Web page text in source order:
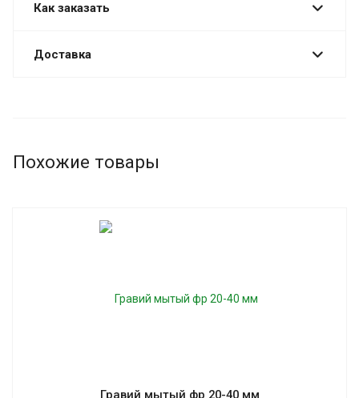
Как заказать
Доставка
Похожие товары
Гравий мытый фр 20-40 мм